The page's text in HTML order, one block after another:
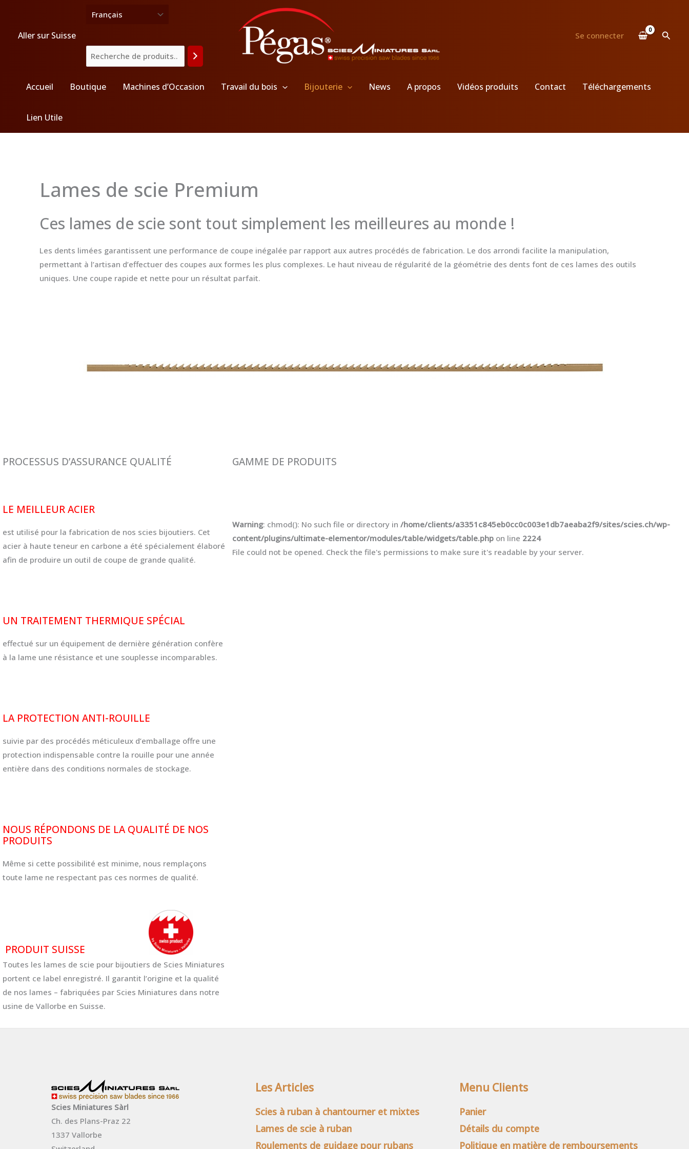
contenuAller sur Suisse Se connecter
Accueil Boutique Machines d’Occasion Travail du bois Bijouterie News A propos Vidéos produits Contact Téléchargements
Lien Utile
Lames de scie Premium
Ces lames de scie sont tout simplement les meilleures au monde !
Les dents limées garantissent une performance de coupe inégalée par rapport aux autres procédés de fabrication. Le dos arrondi facilite la manipulation,
permettant à l’artisan d’effectuer des coupes aux formes les plus complexes. Le haut niveau de régularité de la géométrie des dents font de ces lames des outils
uniques. Une coupe rapide et nette pour un résultat parfait.
PROCESSUS D’ASSURANCE QUALITÉ​
LE MEILLEUR ACIER
est utilisé pour la fabrication de nos scies bijoutiers. Cet
acier à haute teneur en carbone a été spécialement élaboré
afin de produire un outil de coupe de grande qualité.
UN TRAITEMENT THERMIQUE SPÉCIAL
effectué sur un équipement de dernière génération confère
à la lame une résistance et une souplesse incomparables.
LA PROTECTION ANTI-ROUILLE
suivie par des procédés méticuleux d’emballage offre une
protection indispensable contre la rouille pour une année
entière dans des conditions normales de stockage.
NOUS RÉPONDONS DE LA QUALITÉ DE NOS
PRODUITS
Même si cette possibilité est minime, nous remplaçons
toute lame ne respectant pas ces normes de qualité.
PRODUIT SUISSE
Toutes les lames de scie pour bijoutiers de Scies Miniatures
portent ce label enregistré. Il garantit l’origine et la qualité
de nos lames – fabriquées par Scies Miniatures dans notre
usine de Vallorbe en Suisse.
GAMME DE PRODUITS​
Warning: chmod(): No such file or directory in /home/clients/a3351c845eb0cc0c003e1db7aeaba2f9/sites/scies.ch/wp-
content/plugins/ultimate-elementor/modules/table/widgets/table.phpon line 2224
File could not be opened. Check the file's permissions to make sure it's readable by your server.
Scies Miniatures Sàrl
Ch. des Plans-Praz 22
1337 Vallorbe
Les Articles
Scies à ruban à chantourner et mixtes
Lames de scie à ruban
Roulements de guidage pour rubans
Menu Clients
Panier
Détails du compte
Politique en matière de remboursements